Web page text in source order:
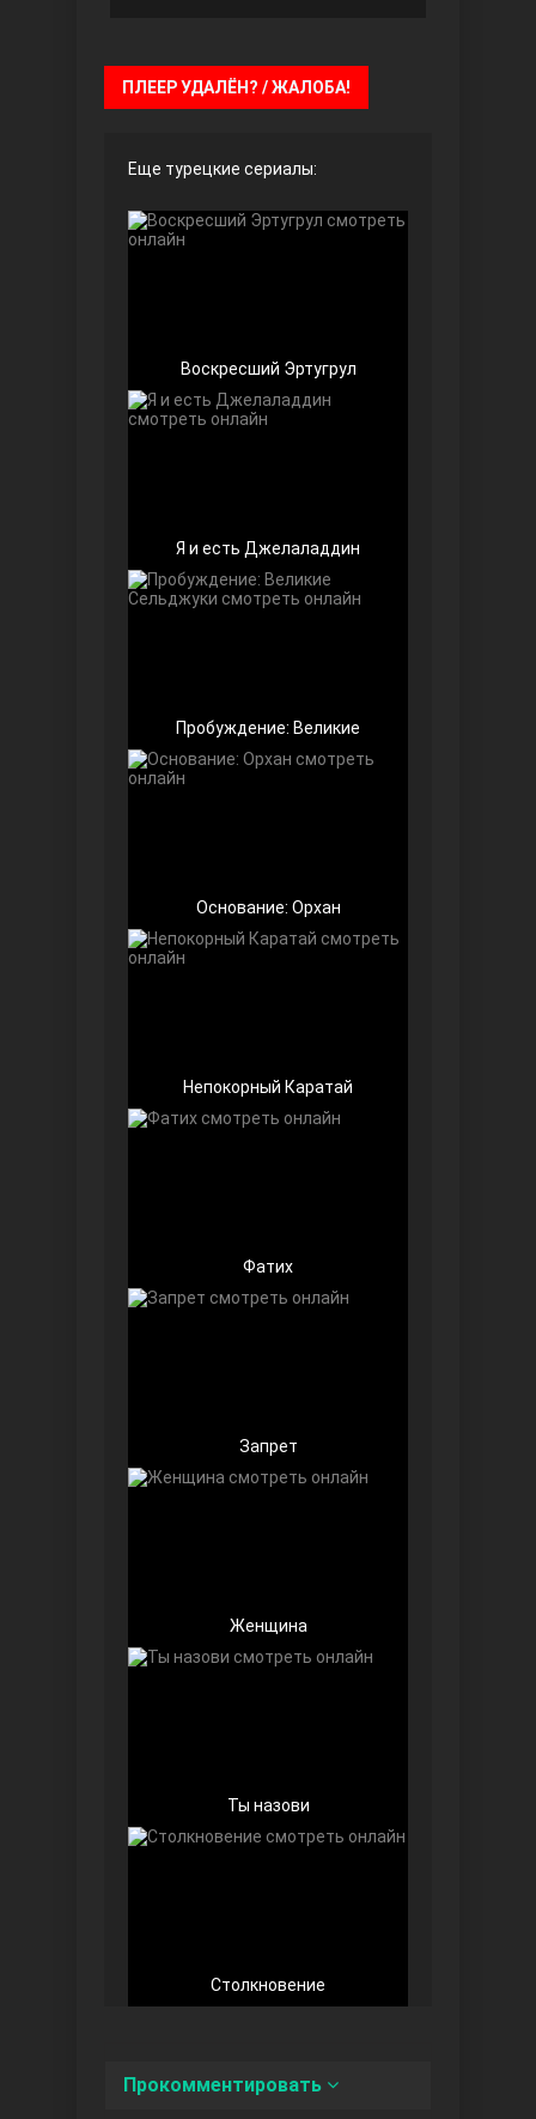
Далекий город
Игра судьбы
ПЛЕЕР УДАЛЁН? / ЖАЛОБА!
Еще турецкие сериалы:
Воскресший Эртугрул
Я и есть Джелаладдин
Пробуждение: Великие
Основание: Орхан
Непокорный Каратай
Фатих
Запрет
Женщина
Ты назови
Столкновение
Прокомментировать